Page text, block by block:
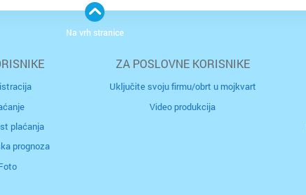
Čakovec / Međimurje
Črnomerec
plaćanja
prognoza
ZA POSLOVNE KORISNIKE
Uključite svoju firmu/obrt u mojkvart
Video produkcija
Na vrh stranice